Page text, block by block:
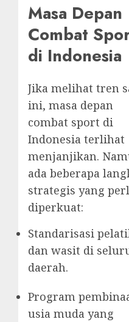
Masa Depan
Combat
di Indonesia
Jika melihat tren
ini, masa depan
combat sport di
Indonesia terlihat
menjanjikan.
ada beberapa
strategis yang
diperkuat:
Standarisasi
dan wasit di
daerah.
Program
usia muda yang